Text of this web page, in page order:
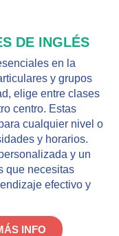
DE INGLÉS
en la
y grupos
elige entre clases
centro. Estas
cualquier nivel o
y horarios.
y un
que necesitas
efectivo y
INFO